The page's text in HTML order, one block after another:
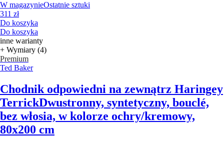
W magazynieOstatnie sztuki
311 zł
Do koszyka
Do koszyka
inne warianty
+ Wymiary (4)
Premium
Ted Baker
Chodnik odpowiedni na zewnątrz Haringey
TerrickDwustronny, syntetyczny, bouclé,
bez włosia, w kolorze ochry/kremowy,
80x200 cm